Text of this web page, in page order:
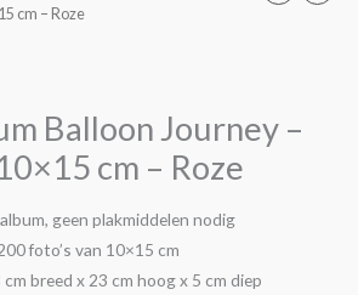
cm – Roze
Balloon Journey –
cm – Roze
geen plakmiddelen nodig
foto’s van 10×15 cm
breed x 23 cm hoog x 5 cm diep